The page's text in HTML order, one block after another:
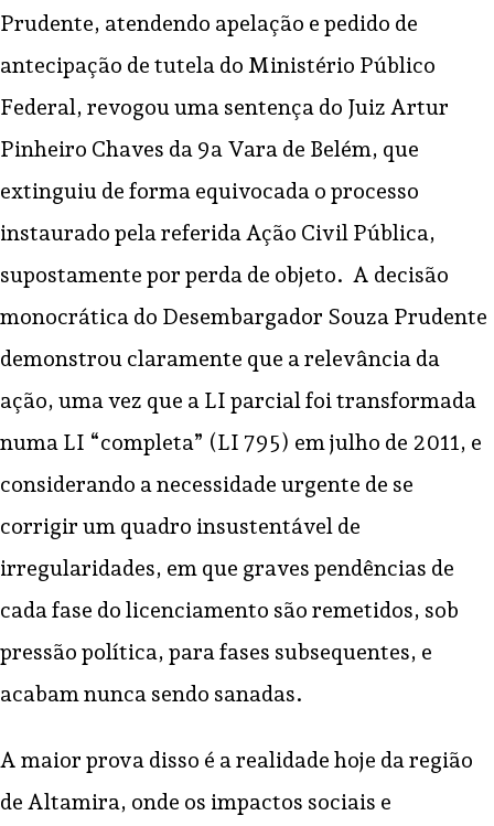
Prudente, atendendo apelação e pedido de
antecipação de tutela do Ministério Público
Federal, revogou uma sentença do Juiz Artur
Pinheiro Chaves da 9a Vara de Belém, que
extinguiu de forma equivocada o processo
instaurado pela referida Ação Civil Pública,
supostamente por perda de objeto. A decisão
monocrática do Desembargador Souza Prudente
demonstrou claramente que a relevância da
ação, uma vez que a LI parcial foi transformada
numa LI “completa” (LI 795) em julho de 2011, e
considerando a necessidade urgente de se
corrigir um quadro insustentável de
irregularidades, em que graves pendências de
cada fase do licenciamento são remetidos, sob
pressão política, para fases subsequentes, e
acabam nunca sendo sanadas.
A maior prova disso é a realidade hoje da região
de Altamira, onde os impactos sociais e